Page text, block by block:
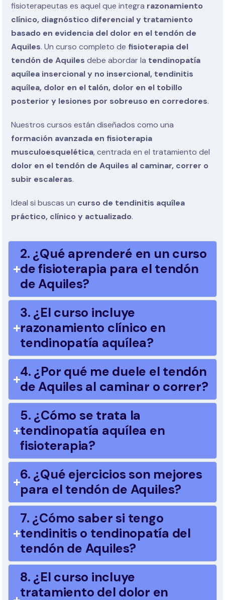
fisioterapeutas es aquel que integra razonamiento
clínico, diagnóstico diferencial y tratamiento
basado en evidencia del dolor en el tendón de
Aquiles. Un curso completo de fisioterapia del
tendón de Aquiles debe abordar la tendinopatía
aquílea insercional y no insercional, tendinitis
aquílea, dolor en el talón, dolor en el tobillo
posterior y lesiones por sobreuso en corredores.
Nuestros cursos están diseñados como una
formación avanzada en fisioterapia
musculoesquelética, centrada en el tratamiento del
dolor en el tendón de Aquiles al caminar, correr o
subir escaleras.
Ideal si buscas un curso de tendinitis aquílea
práctico, clínico y actualizado.
2. ¿Qué aprenderé en un curso
de fisioterapia para el tendón
de Aquiles?
3. ¿El curso incluye
razonamiento clínico en
tendinopatía aquílea?
4. ¿Por qué me duele el tendón
de Aquiles al caminar o correr?
5. ¿Cómo se trata la
tendinopatía aquílea en
fisioterapia?
6. ¿Qué ejercicios son mejores
para el tendón de Aquiles?
7. ¿Cómo saber si tengo
tendinitis o tendinopatía del
tendón de Aquiles?
8. ¿El curso incluye
tratamiento del dolor en